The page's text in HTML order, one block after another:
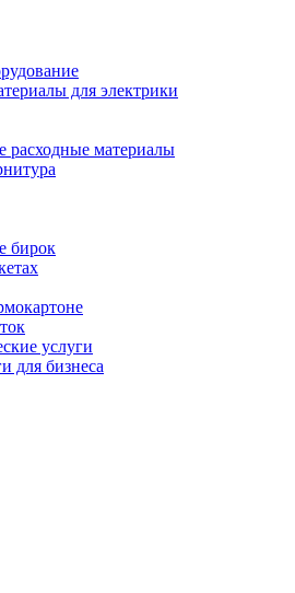
для электрики
расходные материалы
бирок
услуги
для бизнеса